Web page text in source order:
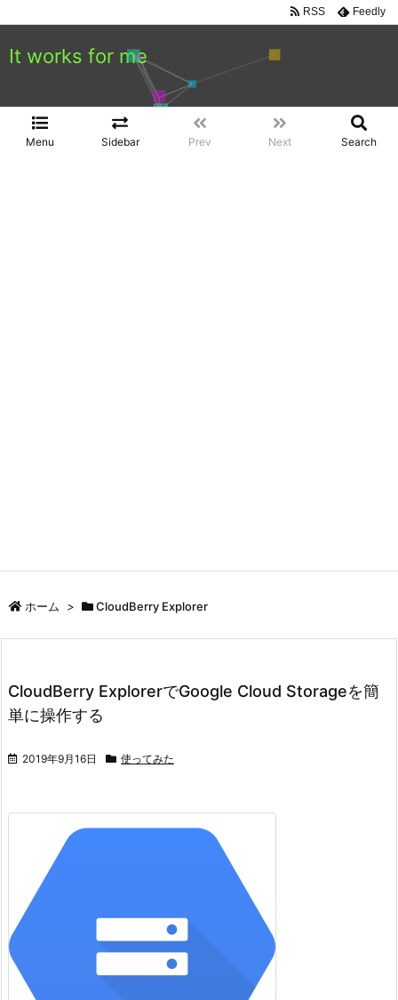
It works for me
Menu Sidebar Prev Next Search
RSS Feedly
ホーム > CloudBerry Explorer
CloudBerry ExplorerでGoogle Cloud Storageを簡
単に操作する
2019年9月16日 使ってみた